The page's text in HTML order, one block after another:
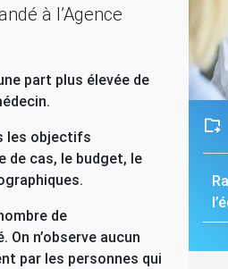
à l’Agence
part plus élevée de
les objectifs
de cas, le budget, le
de
n’observe aucun
par les personnes qui